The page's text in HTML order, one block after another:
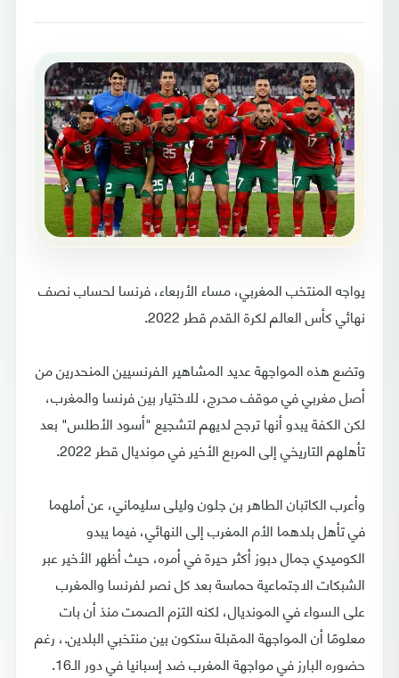
يواجه المنتخب المغربي، مساء الأربعاء، فرنسا لحساب نصف
نهائي كأس العالم لكرة القدم قطر 2022.
وتضع هذه المواجهة عديد المشاهير الفرنسيين المنحدرين من
أصل مغربي في موقف محرج، للاختيار بين فرنسا والمغرب،
لكن الكفة يبدو أنها ترجح لديهم لتشجيع "أسود الأطلس" بعد
تأهلهم التاريخي إلى المربع الأخير في مونديال قطر 2022.
وأعرب الكاتبان الطاهر بن جلون وليلى سليماني، عن أملهما
في تأهل بلدهما الأم المغرب إلى النهائي، فيما يبدو
الكوميدي جمال دبوز أكثر حيرة في أمره، حيث أظهر الأخير عبر
الشبكات الاجتماعية حماسة بعد كل نصر لفرنسا والمغرب
على السواء في المونديال، لكنه التزم الصمت منذ أن بات
معلومًا أن المواجهة المقبلة ستكون بين منتخبي البلدين.، رغم
حضوره البارز في مواجهة المغرب ضد إسبانيا في دور الـ16.